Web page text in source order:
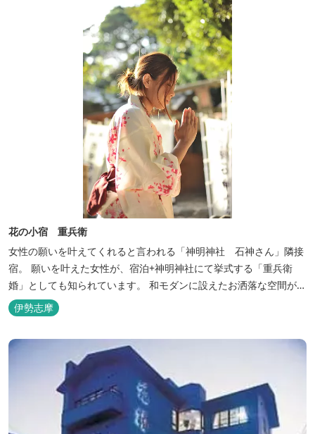
花の小宿 重兵衛
女性の願いを叶えてくれると言われる「神明神社 石神さん」隣接
宿。 願いを叶えた女性が、宿泊+神明神社にて挙式する「重兵衛
婚」としても知られています。 和モダンに設えたお洒落な空間が女
性に人気。
伊勢志摩